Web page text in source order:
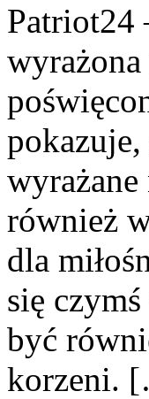
Patriot24
również
dla
się
być
korzeni.